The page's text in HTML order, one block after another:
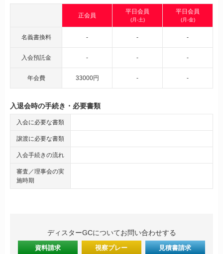
正会員
平日会員
(月-土)
平日会員
(月-金)
名義書換料 - - -
入会預託金 - - -
年会費 33000円 - -
入退会時の手続き・必要書類
入会に必要な書類
譲渡に必要な書類
入会手続きの流れ
審査／理事会の実
施時期
ディスターGCについてお問い合わせする
資料請求 視察プレー 見積書請求